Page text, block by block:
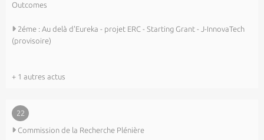
Outcomes
2éme : Au delà d'Eureka - projet ERC - Starting Grant - J-InnovaTech
(provisoire)
+ 1 autres actus
22
Commission de la Recherche Plénière